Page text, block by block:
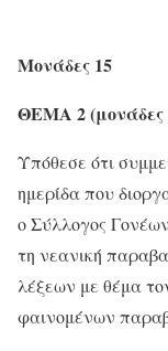
Μονάδες 15
ΘΕΜΑ 2(μονάδες
Υπόθεσε ότι
ημερίδα που
ο Σύλλογος
τη νεανική
λέξεων με θέμα
φαινομένων